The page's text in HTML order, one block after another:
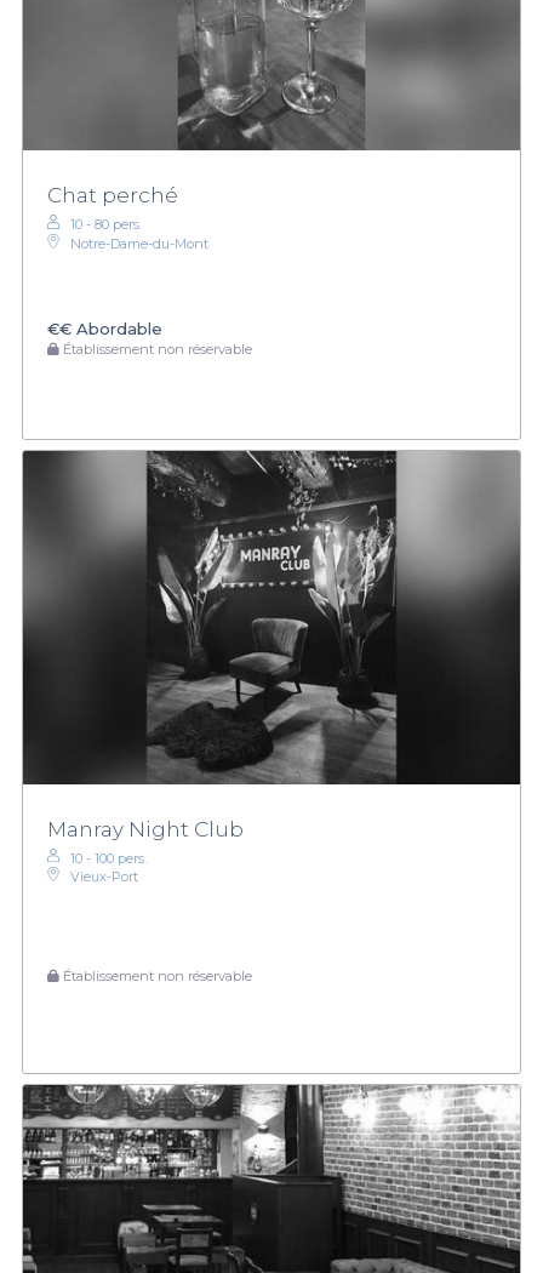
Chat perché
10 - 80 pers.
Notre-Dame-du-Mont
€€ Abordable
Établissement non réservable
Manray Night Club
10 - 100 pers.
Vieux-Port
Établissement non réservable